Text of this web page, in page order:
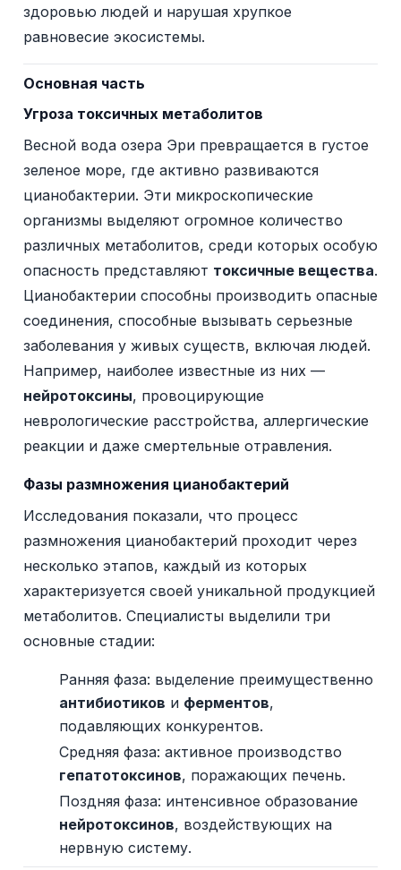
здоровью людей и нарушая хрупкое
равновесие экосистемы.
Основная часть
Угроза токсичных метаболитов
Весной вода озера Эри превращается в густое
зеленое море, где активно развиваются
цианобактерии. Эти микроскопические
организмы выделяют огромное количество
различных метаболитов, среди которых особую
опасность представляют токсичные вещества.
Цианобактерии способны производить опасные
соединения, способные вызывать серьезные
заболевания у живых существ, включая людей.
Например, наиболее известные из них —
нейротоксины, провоцирующие
неврологические расстройства, аллергические
реакции и даже смертельные отравления.
Фазы размножения цианобактерий
Исследования показали, что процесс
размножения цианобактерий проходит через
несколько этапов, каждый из которых
характеризуется своей уникальной продукцией
метаболитов. Специалисты выделили три
основные стадии:
Ранняя фаза: выделение преимущественно
антибиотиков и ферментов,
подавляющих конкурентов.
Средняя фаза: активное производство
гепатотоксинов, поражающих печень.
Поздняя фаза: интенсивное образование
нейротоксинов, воздействующих на
нервную систему.